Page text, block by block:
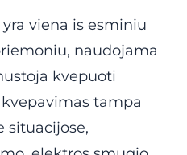
viena is esminiu
naudojama
kvepuoti
tampa
situacijose,